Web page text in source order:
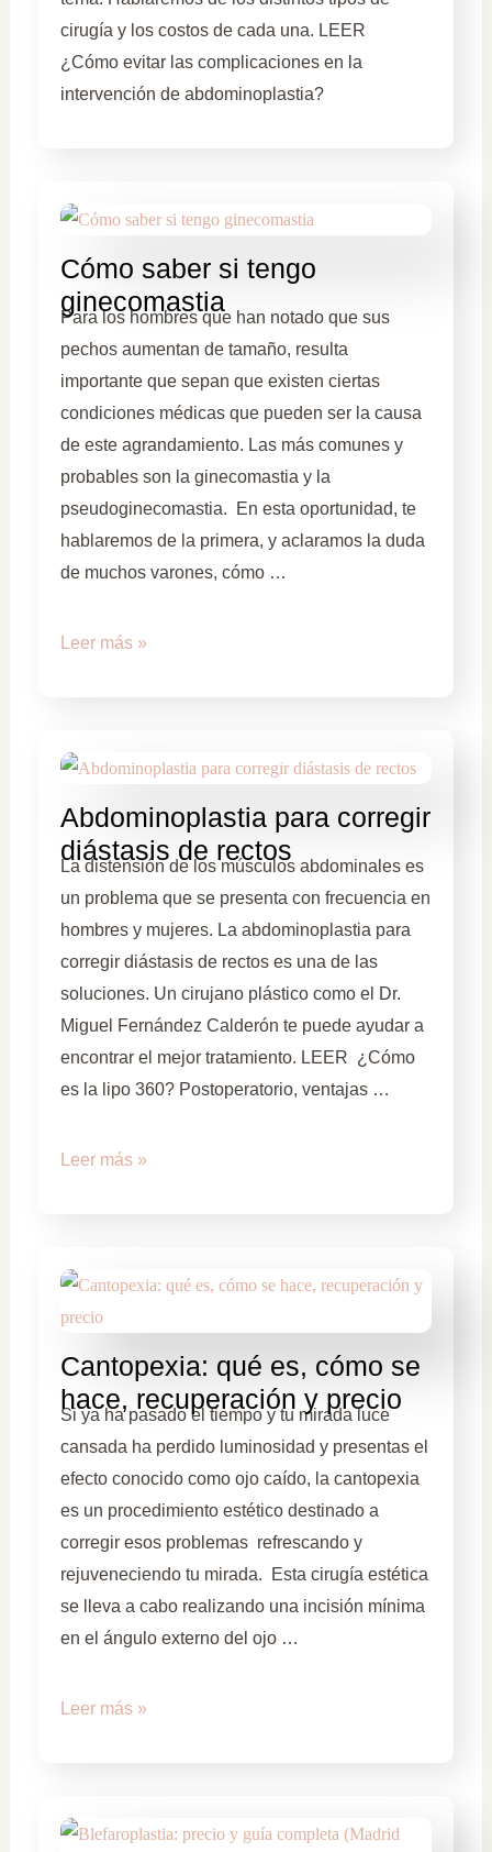
cirugía y los costos de cada una. LEER
¿Cómo evitar las complicaciones en la
intervención de abdominoplastia?
Cómo saber si tengo
ginecomastia
Para los hombres que han notado que sus
pechos aumentan de tamaño, resulta
importante que sepan que existen ciertas
condiciones médicas que pueden ser la causa
de este agrandamiento. Las más comunes y
probables son la ginecomastia y la
pseudoginecomastia. En esta oportunidad, te
hablaremos de la primera, y aclaramos la duda
de muchos varones, cómo …
Leer más »
Abdominoplastia para corregir
diástasis de rectos
La distensión de los músculos abdominales es
un problema que se presenta con frecuencia en
hombres y mujeres. La abdominoplastia para
corregir diástasis de rectos es una de las
soluciones. Un cirujano plástico como el Dr.
Miguel Fernández Calderón te puede ayudar a
encontrar el mejor tratamiento. LEER ¿Cómo
es la lipo 360? Postoperatorio, ventajas …
Leer más »
Cantopexia: qué es, cómo se
hace, recuperación y precio
Si ya ha pasado el tiempo y tu mirada luce
cansada ha perdido luminosidad y presentas el
efecto conocido como ojo caído, la cantopexia
es un procedimiento estético destinado a
corregir esos problemas refrescando y
rejuveneciendo tu mirada. Esta cirugía estética
se lleva a cabo realizando una incisión mínima
en el ángulo externo del ojo …
Leer más »